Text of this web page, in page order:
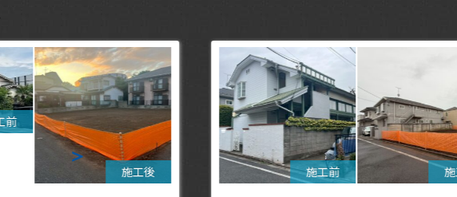
＞